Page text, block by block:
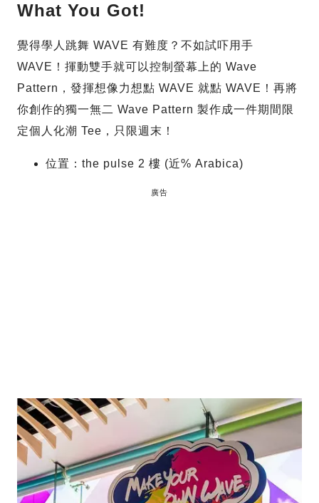
What You Got!
覺得學人跳舞 WAVE 有難度？不如試吓用手
WAVE！揮動雙手就可以控制螢幕上的 Wave
Pattern，發揮想像力想點 WAVE 就點 WAVE！再將
你創作的獨一無二 Wave Pattern 製作成一件期間限
定個人化潮 Tee，只限週末！
位置：the pulse 2 樓 (近% Arabica)
廣告